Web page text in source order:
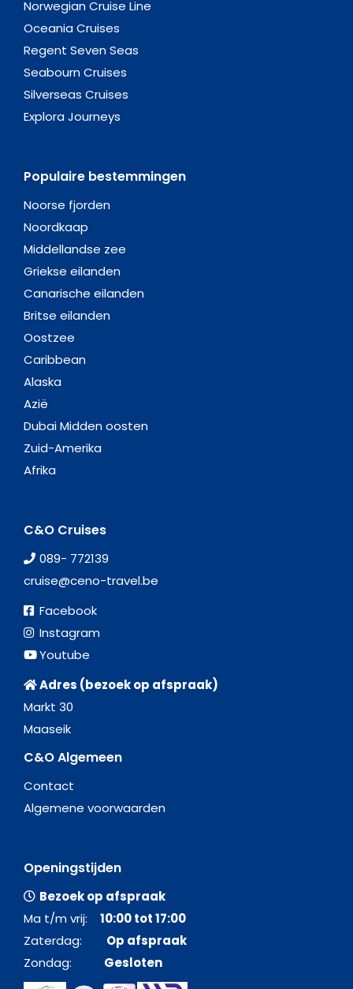
Norwegian Cruise Line
Oceania Cruises
Regent Seven Seas
Seabourn Cruises
Silverseas Cruises
Explora Journeys
Populaire bestemmingen
Noorse fjorden
Noordkaap
Middellandse zee
Griekse eilanden
Canarische eilanden
Britse eilanden
Oostzee
Caribbean
Alaska
Azië
Dubai Midden oosten
Zuid-Amerika
Afrika
C&O Cruises
089- 772139
cruise@ceno-travel.be
Facebook
Instagram
Youtube
Adres (bezoek op afspraak)
Markt 30
Maaseik
C&O Algemeen
Contact
Algemene voorwaarden
Openingstijden
Bezoek op afspraak
Ma t/m vrij: 10:00 tot 17:00
Zaterdag: Op afspraak
Zondag: Gesloten